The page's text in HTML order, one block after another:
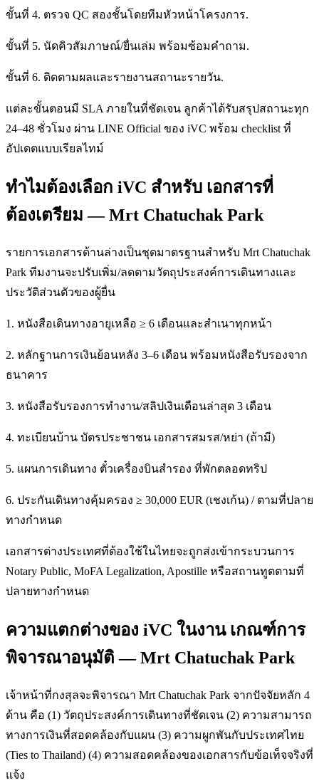
ขั้นที่ 4. ตรวจ QC สองชั้นโดยทีมหัวหน้าโครงการ.
ขั้นที่ 5. นัดคิวสัมภาษณ์/ยื่นเล่ม พร้อมซ้อมคำถาม.
ขั้นที่ 6. ติดตามผลและรายงานสถานะรายวัน.
แต่ละขั้นตอนมี SLA ภายในที่ชัดเจน ลูกค้าได้รับสรุปสถานะทุก
24–48 ชั่วโมง ผ่าน LINE Official ของ iVC พร้อม checklist ที่
อัปเดตแบบเรียลไทม์
ทำไมต้องเลือก iVC สำหรับ เอกสารที่
ต้องเตรียม — Mrt Chatuchak Park
รายการเอกสารด้านล่างเป็นชุดมาตรฐานสำหรับ Mrt Chatuchak
Park ทีมงานจะปรับเพิ่ม/ลดตามวัตถุประสงค์การเดินทางและ
ประวัติส่วนตัวของผู้ยื่น
1. หนังสือเดินทางอายุเหลือ ≥ 6 เดือนและสำเนาทุกหน้า
2. หลักฐานการเงินย้อนหลัง 3–6 เดือน พร้อมหนังสือรับรองจาก
ธนาคาร
3. หนังสือรับรองการทำงาน/สลิปเงินเดือนล่าสุด 3 เดือน
4. ทะเบียนบ้าน บัตรประชาชน เอกสารสมรส/หย่า (ถ้ามี)
5. แผนการเดินทาง ตั๋วเครื่องบินสำรอง ที่พักตลอดทริป
6. ประกันเดินทางคุ้มครอง ≥ 30,000 EUR (เชงเก้น) / ตามที่ปลาย
ทางกำหนด
เอกสารต่างประเทศที่ต้องใช้ในไทยจะถูกส่งเข้ากระบวนการ
Notary Public, MoFA Legalization, Apostille หรือสถานทูตตามที่
ปลายทางกำหนด
ความแตกต่างของ iVC ในงาน เกณฑ์การ
พิจารณาอนุมัติ — Mrt Chatuchak Park
เจ้าหน้าที่กงสุลจะพิจารณา Mrt Chatuchak Park จากปัจจัยหลัก 4
ด้าน คือ (1) วัตถุประสงค์การเดินทางที่ชัดเจน (2) ความสามารถ
ทางการเงินที่สอดคล้องกับแผน (3) ความผูกพันกับประเทศไทย
(Ties to Thailand) (4) ความสอดคล้องของเอกสารกับข้อเท็จจริงที่
แจ้ง